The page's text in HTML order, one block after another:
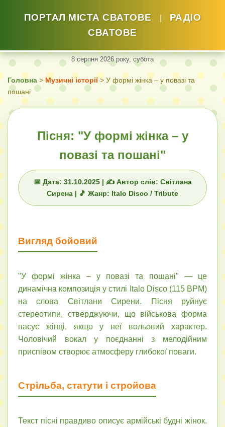
ПОРТАЛ МІСТА СВАТОВЕ
РАДІО
СВАТОВЕ
8 серпня 2026 року, субота
Головна > Музичні історії> У формі жінка – у повазі та
пошані
Пісня: "У формі жінка – у
повазі та пошані"
📅 Дата: 31.10.2025 | ✍️ Автор слів: Світлана
Сирена | 🎵 Жанр: Italo Disco / Tribute
Вигляд бойовий
"У формі жінка – у повазі та пошані" — це
динамічна композиція у стилі Italo Disco (115 BPM)
на слова Світлани Сирени. Пісня руйнує
стереотипи, стверджуючи, що військова форма
пасує жінці, якщо у неї вольовий характер.
Чоловічий вокал у поєднанні з мелодійним
приспівом створює атмосферу глибокої поваги.
Стрільба, статути і стройова
Текст пісні правдиво описує армійські будні жінок.